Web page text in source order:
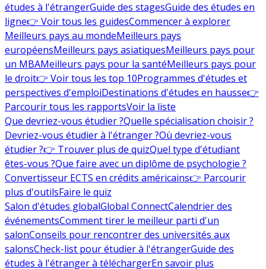
études à l'étrangerGuide des stagesGuide des études en
ligne👉 Voir tous les guidesCommencer à explorer
Meilleurs pays au mondeMeilleurs pays
européensMeilleurs pays asiatiquesMeilleurs pays pour
un MBAMeilleurs pays pour la santéMeilleurs pays pour
le droit👉 Voir tous les top 10Programmes d'études et
perspectives d'emploiDestinations d'études en hausse👉
Parcourir tous les rapportsVoir la liste
Que devriez-vous étudier ?Quelle spécialisation choisir ?
Devriez-vous étudier à l'étranger ?Où devriez-vous
étudier ?👉 Trouver plus de quizQuel type d'étudiant
êtes-vous ?Que faire avec un diplôme de psychologie ?
Convertisseur ECTS en crédits américains👉 Parcourir
plus d'outilsFaire le quiz
Salon d'études globalGlobal ConnectCalendrier des
événementsComment tirer le meilleur parti d'un
salonConseils pour rencontrer des universités aux
salonsCheck-list pour étudier à l'étrangerGuide des
études à l'étranger à téléchargerEn savoir plus